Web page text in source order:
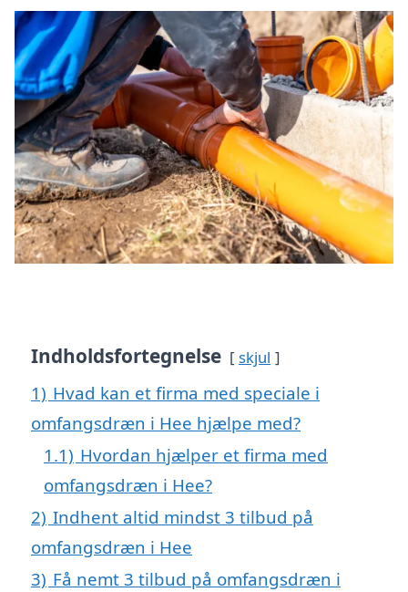
Indholdsfortegnelse skjul
1) Hvad kan et firma med speciale i
omfangsdræn i Hee hjælpe med?
1.1) Hvordan hjælper et firma med
omfangsdræn i Hee?
2) Indhent altid mindst 3 tilbud på
omfangsdræn i Hee
3) Få nemt 3 tilbud på omfangsdræn i